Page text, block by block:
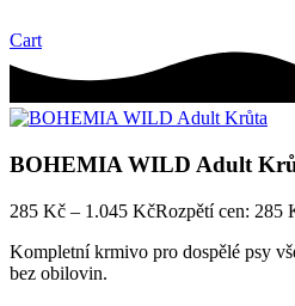
Cart
BOHEMIA WILD Adult
285 Kč – 1.045 KčRozpětí cen: 285
Kompletní krmivo pro dospělé psy
bez obilovin.